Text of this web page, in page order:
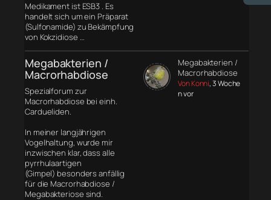
Medikament ist ESB3 . Es
handelt sich um ein Präparat
(Sulfonamide) zu Bekämpfung
von Kokzidiose …
Megabakterien /
Macrorhabdiose
Spezialforum zur
Macrorhabdiose bei einh.
Cardueliden.
In meiner langjährigen
Vogelhaltung, wurde mir
inzwischen klar, dass alle
pyrrhulaartigen
(Gimpel) besonders anfällig
für die Macrorhabdiose /
Megabakteriose sind.
Megabakterien /
Macrorhabdiose
Von Konni, 3 Woche
n vor